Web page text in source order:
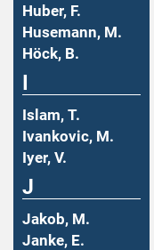
Huber, F.
Husemann, M.
Höck, B.
Islam, T.
Ivankovic, M.
Iyer, V.
J
Jakob, M.
Janke, E.